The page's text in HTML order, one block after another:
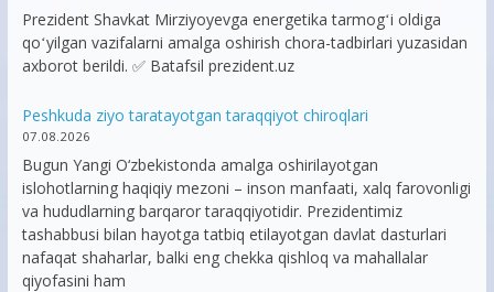
Prezident Shavkat Mirziyoyevga energetika tarmogʻi oldiga
qoʻyilgan vazifalarni amalga oshirish chora-tadbirlari yuzasidan
axborot berildi. ✅ Batafsil prezident.uz
Peshkuda ziyo taratayotgan taraqqiyot chiroqlari
07.08.2026
Bugun Yangi O‘zbekistonda amalga oshirilayotgan
islohotlarning haqiqiy mezoni – inson manfaati, xalq farovonligi
va hududlarning barqaror taraqqiyotidir. Prezidentimiz
tashabbusi bilan hayotga tatbiq etilayotgan davlat dasturlari
nafaqat shaharlar, balki eng chekka qishloq va mahallalar
qiyofasini ham